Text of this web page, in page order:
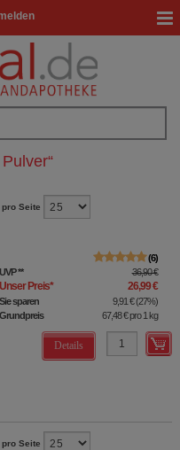
“
pro Seite
6
UVP** 36,90 €
Unser Preis* 26,99 €
Sie sparen 9,91 €(27%)
Grundpreis
67,48 €pro 1 kg
Details
pro Seite